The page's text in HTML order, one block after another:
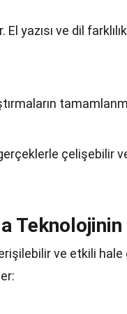
yazısı ve dil
çelişebilir ve
Teknolojinin
ve etkili